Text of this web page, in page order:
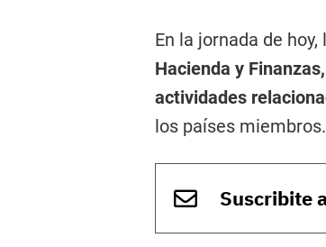
En la jornada de hoy,
Hacienda y
actividades
los países miembros.
Suscribite